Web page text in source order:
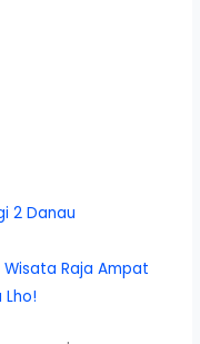
2 Danau
Raja Ampat
Lho!